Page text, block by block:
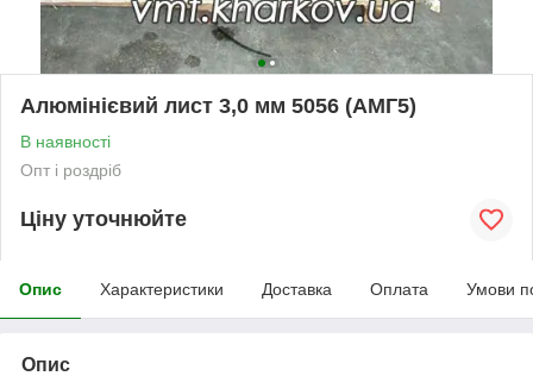
Алюмінієвий лист 3,0 мм 5056 (АМГ5)
В наявності
Опт і роздріб
Ціну уточнюйте
Опис Характеристики Доставка Оплата Умови
Опис